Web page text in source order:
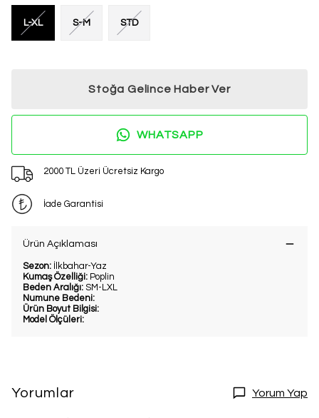
L-XL S-M STD
Stoğa Gelince Haber Ver
WHATSAPP
2000 TL Üzeri Ücretsiz Kargo
İade Garantisi
Ürün Açıklaması
Sezon: İlkbahar-Yaz
Kumaş Özelliği: Poplin
Beden Aralığı: SM-LXL
Numune Bedeni:
Ürün Boyut Bilgisi:
Model Ölçüleri:
Yorumlar Yorum Yap